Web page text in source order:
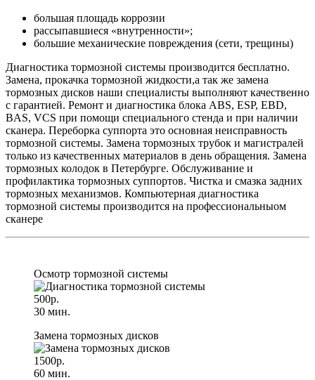
большая площадь коррозии
рассыпавшиеся «внутренности»;
большие механические повреждения (сети, трещины)
Диагностика тормозной системы производится бесплатно.
Замена, прокачка тормозной жидкости,а так же замена
тормозных дисков наши специалисты выполняют качественно
с гарантией. Ремонт и диагностика блока ABS, ESP, EBD,
BAS, VCS при помощи специального стенда и при наличии
сканера. Переборка суппорта это основная неисправность
тормозной системы. Замена тормозных трубок и магистралей
только из качественных материалов в день обращения. Замена
тормозных колодок в Петербурге. Обслуживание и
профилактика тормозных суппортов. Чистка и смазка задних
тормозных механизмов. Компьютерная диагностика
тормозной системы производится на профессиональныом
сканере
Осмотр тормозной системы
500р.
30 мин.
Замена тормозных дисков
1500р.
60 мин.